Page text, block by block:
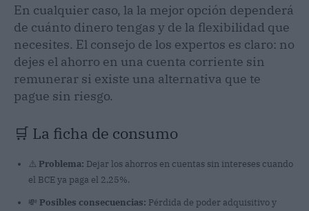
En cualquier caso, la la mejor opción dependerá
de cuánto dinero tengas y de la flexibilidad que
necesites. El consejo de los expertos es claro: no
dejes el ahorro en una cuenta corriente sin
remunerar si existe una alternativa que te
pague sin riesgo.
🛒 La ficha de consumo
⚠️ Problema: Dejar los ahorros en cuentas sin intereses cuando
el BCE ya paga el 2,25%.
💸 Posibles consecuencias: Pérdida de poder adquisitivo y